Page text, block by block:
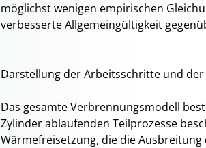
möglichst wenigen empirischen
verbesserte Allgemeingültigkeit
Darstellung der Arbeitsschritte und
Das gesamte Verbrennungsmodell
Zylinder ablaufenden Teilprozesse
Wärmefreisetzung, die die